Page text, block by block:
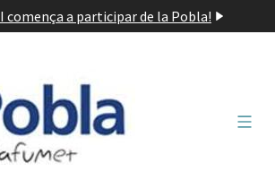
I comença a participar de la Pobla!